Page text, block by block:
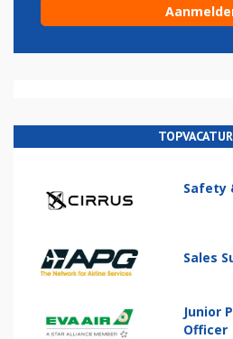
Safety
Sales
Junior
Officer